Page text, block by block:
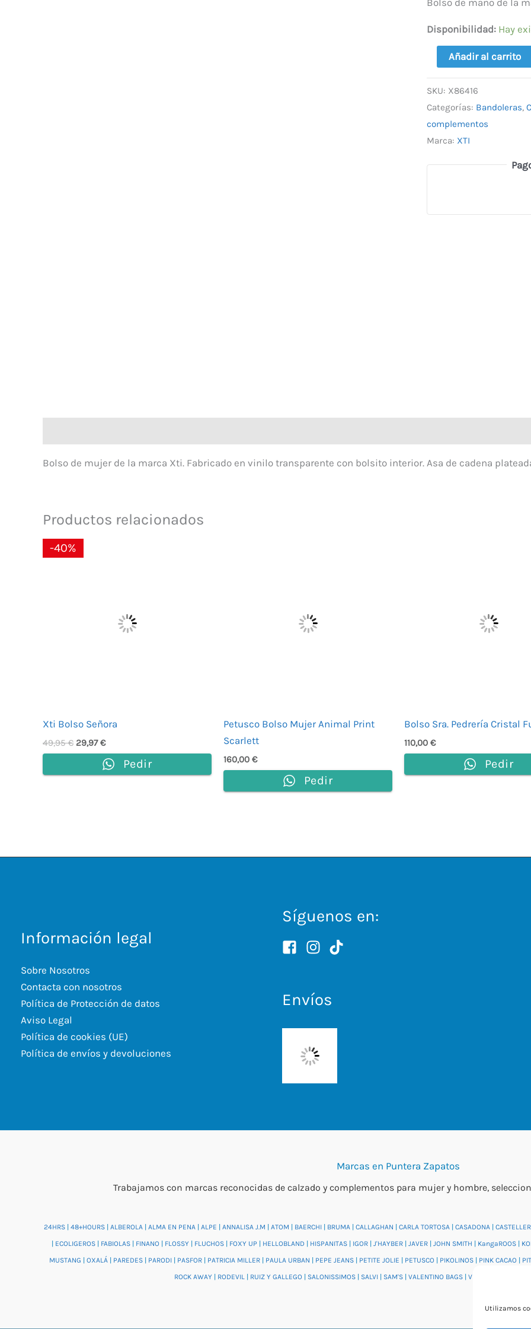
Utilizamos
Bolso de mano de la
Disponibilidad: Hay
Añadir al carrito
SKU: X86416
Categorías: Bandoleras,
complementos
Marca: XTI
Bolso de mujer de la marca Xti. Fabricado en vinilo transparente con bolsito interior. Asa de cadena
Productos relacionados
-40%
Xti Bolso Señora
49,95€
precio
29,97€
Pedir
Petusco Bolso Mujer Animal Print
Scarlett
160,00 €
Pedir
Bolso Sra. Pedrería Cristal
110,00 €
Pedir
Información legal
Sobre Nosotros
Contacta con nosotros
Política de Protección de datos
Aviso Legal
Política de cookies (UE)
Política de envíos y devoluciones
Síguenos en:
Envíos
Marcas en Puntera Zapatos
Trabajamos con marcas reconocidas de calzado y complementos para mujer y hombre,
24HRS 48+HOURS ALBEROLA ALMA EN PENA ALPE ANNALISA J.M ATOM BAERCHI BRUMA CALLAGHAN CARLA TORTOSA CASADONA CASTELLER
ECOLIGEROS FABIOLAS FINANO FLOSSY FLUCHOS FOXY UP HELLOBLAND HISPANITAS IGOR J'HAYBER JAVER JOHN SMITH KangaROOS
MUSTANG
OXALÁ| PAREDES| PARODI| PASFOR| PATRICIA MILLER| PAULA URBAN PEPE JEANS| PETITE JOLIE PETUSCO| PIKOLINOS| PINK CACAO|
ROCK AWAY| RODEVIL| RUIZ Y GALLEGO| SALONISSIMOS| SALVI| SAM'S| VALENTINO BAGS| VIDORRETA